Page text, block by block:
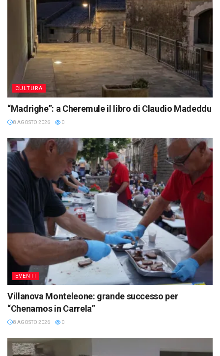
CULTURA
“Madrighe”: a Cheremule il libro di Claudio Madeddu
8 AGOSTO 2026 0
EVENTI
Villanova Monteleone: grande successo per
“Chenamos in Carrela”
8 AGOSTO 2026 0